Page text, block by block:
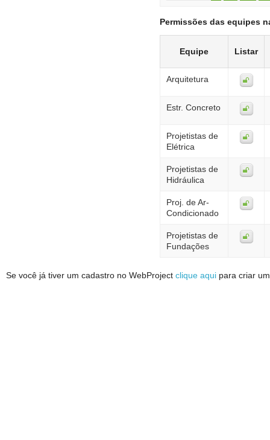
Permissões das equipes
Equipe Listar
Arquitetura
Estr. Concreto
Projetistas de
Elétrica
Projetistas de
Hidráulica
Proj. de Ar-
Condicionado
Projetistas de
Fundações
Se você já tiver um cadastro no WebProject clique aqui para criar